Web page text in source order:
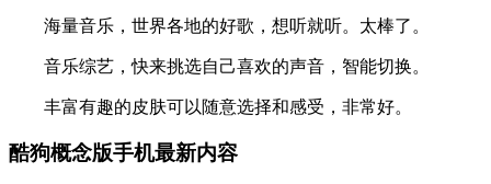
海量音乐，世界各地的好歌，想听就听。太棒了。
音乐综艺，快来挑选自己喜欢的声音，智能切换。
丰富有趣的皮肤可以随意选择和感受，非常好。
酷狗概念版手机最新内容